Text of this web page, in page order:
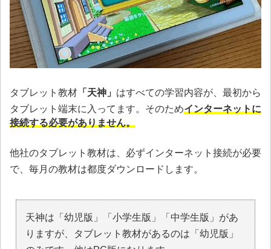
タブレット教材「天神」 はすべての学習内容が、最初から
タブレット端末に入ってます。そのためインターネットに
接続する必要がありません。
他社のタブレット教材は、必ずインターネット接続が必要
で、毎月の教材は都度ダウンロードします。
天神は「幼児版」「小学生版」「中学生版」があ
りますが、タブレット教材があるのは「幼児版」